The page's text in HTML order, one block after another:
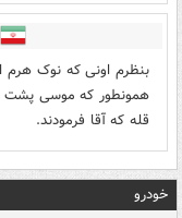
بنظرم اونی که نوک هرم
همونطور که موسی پشت
قله که آقا فرمودند.
خودرو